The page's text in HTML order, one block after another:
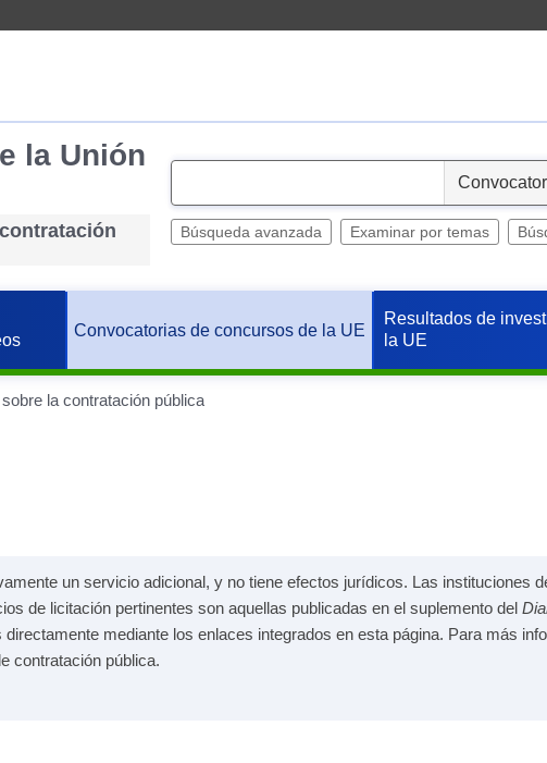
la Unión
e
Búsqueda avanzada Examinar por temas
Convocatorias de concursos de la UE
Resultados de
la UE
la contratación pública
un servicio adicional, y no tiene efectos jurídicos. Las instituciones
de licitación pertinentes son aquellas publicadas en el suplemento del
mediante los enlaces integrados en esta página. Para más
contratación pública.